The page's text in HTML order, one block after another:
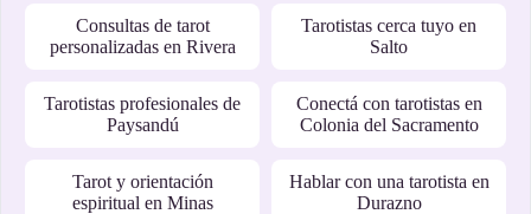
Consultas de tarot
personalizadas en Rivera
Tarotistas cerca tuyo en
Salto
Tarotistas profesionales de
Paysandú
Conectá con tarotistas en
Colonia del Sacramento
Tarot y orientación
espiritual en Minas
Hablar con una tarotista en
Durazno